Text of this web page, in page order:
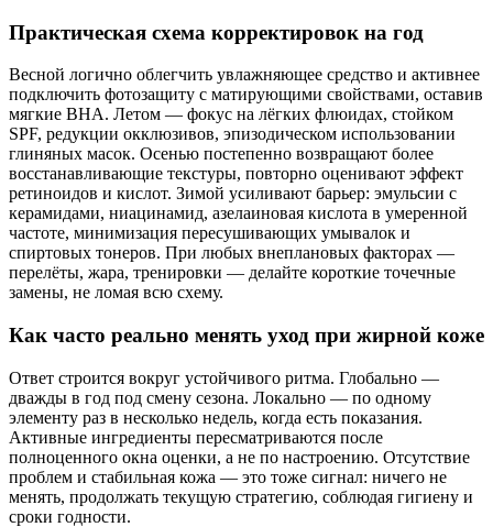
Практическая схема корректировок на год
Весной логично облегчить увлажняющее средство и активнее
подключить фотозащиту с матирующими свойствами, оставив
мягкие BHA. Летом — фокус на лёгких флюидах, стойком
SPF, редукции окклюзивов, эпизодическом использовании
глиняных масок. Осенью постепенно возвращают более
восстанавливающие текстуры, повторно оценивают эффект
ретиноидов и кислот. Зимой усиливают барьер: эмульсии с
керамидами, ниацинамид, азелаиновая кислота в умеренной
частоте, минимизация пересушивающих умывалок и
спиртовых тонеров. При любых внеплановых факторах —
перелёты, жара, тренировки — делайте короткие точечные
замены, не ломая всю схему.
Как часто реально менять уход при жирной коже
Ответ строится вокруг устойчивого ритма. Глобально —
дважды в год под смену сезона. Локально — по одному
элементу раз в несколько недель, когда есть показания.
Активные ингредиенты пересматриваются после
полноценного окна оценки, а не по настроению. Отсутствие
проблем и стабильная кожа — это тоже сигнал: ничего не
менять, продолжать текущую стратегию, соблюдая гигиену и
сроки годности.